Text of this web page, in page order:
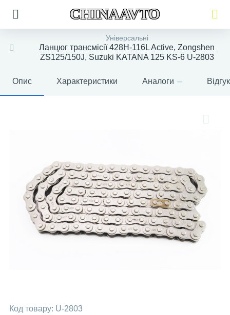
CHINAAVTO
Універсальні
Ланцюг трансмісії 428H-116L Active, Zongshen
ZS125/150J, Suzuki KATANA 125 KS-6 U-2803
Опис Характеристики Аналоги
Код товару: U-2803